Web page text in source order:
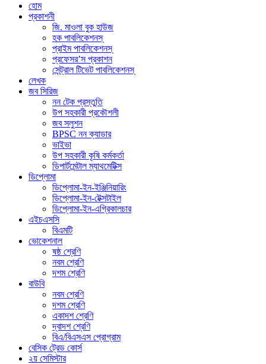
হোম
প্রকাশনী
জি. মাওলা বুক হাউজ
হক পাবলিকেশনস্
প্রাইম পাবলিকেশনস্
প্রফেসর’স প্রকাশন
সেন্ট্রাল টিভেট পাবলিকেশনস্
লেখক
জব সিরিজ
নন টেক প্রস্তুতি
উপ সহকারী প্রকৌশলী
জব সলুশন
BPSC নন ক্যাডার
ভাইভা
উপ সহকারী কৃষি কর্মকর্তা
ডিপার্টমেন্টাল ম্যাথমেটিক্স
ডিপ্লোমা
ডিপ্লোমা-ইন-ইঞ্জিনিয়ারিং
ডিপ্লোমা-ইন-টেক্সটাইল
ডিপ্লোমা-ইন-এগ্রিকালচার
এইচএসসি
বিএমটি
ভোকেশনাল
ষষ্ঠ শ্রেণি
নবম শ্রেণি
দশম শ্রেণি
বাউবি
নবম শ্রেণি
দশম শ্রেণি
একাদশ শ্রেণি
দ্বাদশ শ্রেণি
বিএ/বিএসএস প্রোগ্রাম
বেসিক ট্রেড কোর্স
২য় সেমিস্টার